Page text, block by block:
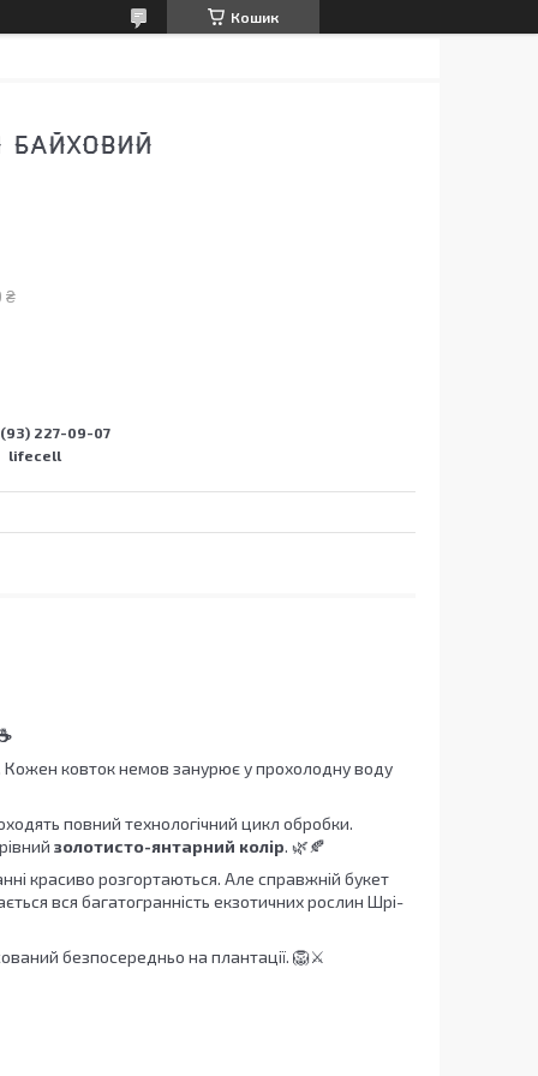
Кошик
БАЙХОВИЙ
₴
227-09-07
lifecell
Кожен ковток немов занурює у прохолодну воду
повний технологічний цикл обробки.
золотисто-янтарний колір. 🌿🍂
красиво розгортаються. Але справжній букет
вся багатогранність екзотичних рослин Шрі-
безпосередньо на плантації. 🦁⚔️